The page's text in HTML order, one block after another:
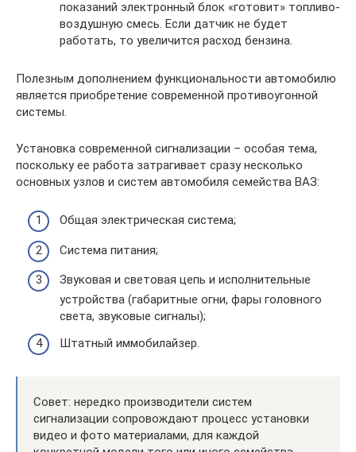
показаний электронный блок «готовит» топливо-
воздушную смесь. Если датчик не будет
работать, то увеличится расход бензина.
Полезным дополнением функциональности автомобилю
является приобретение современной противоугонной
системы.
Установка современной сигнализации – особая тема,
поскольку ее работа затрагивает сразу несколько
основных узлов и систем автомобиля семейства ВАЗ:
Общая электрическая система;
Система питания;
Звуковая и световая цепь и исполнительные
устройства (габаритные огни, фары головного
света, звуковые сигналы);
Штатный иммобилайзер.
Совет: нередко производители систем
сигнализации сопровождают процесс установки
видео и фото материалами, для каждой